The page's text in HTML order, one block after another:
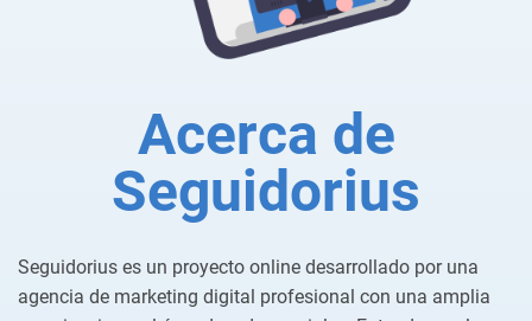
Acerca de
Seguidorius
Seguidorius es un proyecto online desarrollado por una
agencia de marketing digital profesional con una amplia